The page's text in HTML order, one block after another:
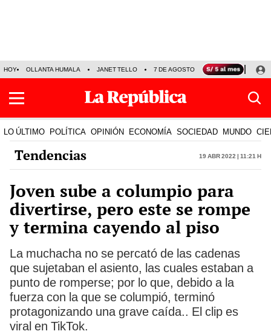
HOY OLLANTA HUMALA JANET TELLO 7 DE AGOSTO TINKA RESULTADOS
LO ÚLTIMO POLÍTICA OPINIÓN ECONOMÍA SOCIEDAD MUNDO
Tendencias 19 Abr 2022 | 11:21 h
Joven sube a columpio para
divertirse, pero este se rompe
y termina cayendo al piso
La muchacha no se percató de las cadenas
que sujetaban el asiento, las cuales estaban a
punto de romperse; por lo que, debido a la
fuerza con la que se columpió, terminó
protagonizando una grave caída.. El clip es
viral en TikTok.